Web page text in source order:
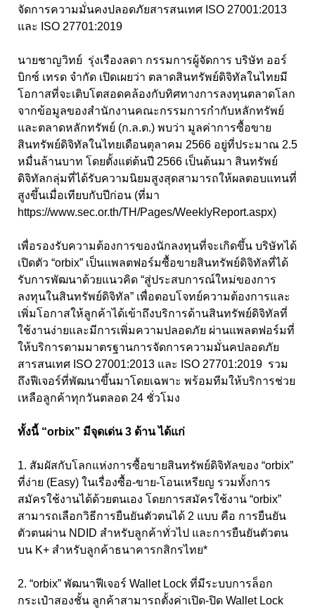
จัดการความมั่นคงปลอดภัยสารสนเทศ ISO 27001:2013
และ ISO 27701:2019
นายชาญวิทย์ รุ่งเรืองลดา กรรมการผู้จัดการ บริษัท ออร์
บิกซ์ เทรด จำกัด เปิดเผยว่า ตลาดสินทรัพย์ดิจิทัลในไทยมี
โอกาสที่จะเติบโตสอดคล้องกับทิศทางการลงทุนตลาดโลก
จากข้อมูลของสำนักงานคณะกรรมการกำกับหลักทรัพย์
และตลาดหลักทรัพย์ (ก.ล.ต.) พบว่า มูลค่าการซื้อขาย
สินทรัพย์ดิจิทัลในไทยเดือนตุลาคม 2566 อยู่ที่ประมาณ 2.5
หมื่นล้านบาท โดยตั้งแต่ต้นปี 2566 เป็นต้นมา สินทรัพย์
ดิจิทัลกลุ่มที่ได้รับความนิยมสูงสุดสามารถให้ผลตอบแทนที่
สูงขึ้นเมื่อเทียบกับปีก่อน (ที่มา
https://www.sec.or.th/TH/Pages/WeeklyReport.aspx)
เพื่อรองรับความต้องการของนักลงทุนที่จะเกิดขึ้น บริษัทได้
เปิดตัว “orbix” เป็นแพลตฟอร์มซื้อขายสินทรัพย์ดิจิทัลที่ได้
รับการพัฒนาด้วยแนวคิด “สู่ประสบการณ์ใหม่ของการ
ลงทุนในสินทรัพย์ดิจิทัล” เพื่อตอบโจทย์ความต้องการและ
เพิ่มโอกาสให้ลูกค้าได้เข้าถึงบริการด้านสินทรัพย์ดิจิทัลที่
ใช้งานง่ายและมีการเพิ่มความปลอดภัย ผ่านแพลตฟอร์มที่
ให้บริการตามมาตรฐานการจัดการความมั่นคปลอดภัย
สารสนเทศ ISO 27001:2013 และ ISO 27701:2019 รวม
ถึงฟีเจอร์ที่พัฒนาขึ้นมาโดยเฉพาะ พร้อมทีมให้บริการช่วย
เหลือลูกค้าทุกวันตลอด 24 ชั่วโมง
ทั้งนี้ “orbix” มีจุดเด่น 3 ด้าน ได้แก่
1. สัมผัสกับโลกแห่งการซื้อขายสินทรัพย์ดิจิทัลของ “orbix”
ที่ง่าย (Easy) ในเรื่องซื้อ-ขาย-โอนเหรียญ รวมทั้งการ
สมัครใช้งานได้ด้วยตนเอง โดยการสมัครใช้งาน “orbix”
สามารถเลือกวิธีการยืนยันตัวตนได้ 2 แบบ คือ การยืนยัน
ตัวตนผ่าน NDID สำหรับลูกค้าทั่วไป และการยืนยันตัวตน
บน K+ สำหรับลูกค้าธนาคารกสิกรไทย*
2. “orbix” พัฒนาฟีเจอร์ Wallet Lock ที่มีระบบการล็อก
กระเป๋าสองชั้น ลูกค้าสามารถตั้งค่าเปิด-ปิด Wallet Lock